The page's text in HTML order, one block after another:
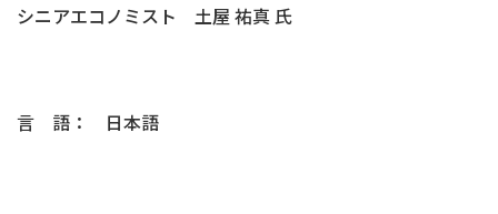
シニアエコノミスト 土屋 祐真 氏
言 語： 日本語